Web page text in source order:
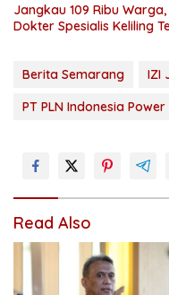
Jangkau 109 Ribu
Dokter Spesialis Keliling
Berita Semarang
IZI
PT PLN Indonesia
Read Also